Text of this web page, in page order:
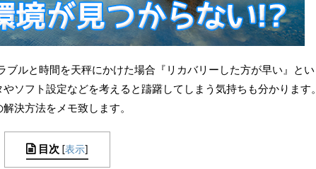
ルと時間を天秤にかけた場合『リカバリーした方が早い』とい
ソフト設定などを考えると躊躇してしまう気持ちも分かります。
決方法をメモ致します。
目次 [表示]